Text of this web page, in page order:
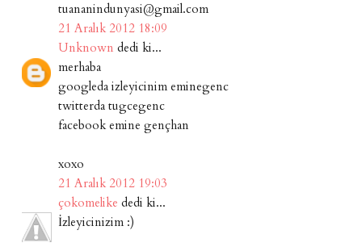
tuananindunyasi@gmail.com
21 Aralık 2012 18:09
Unknown dedi ki...
merhaba
googleda izleyicinim eminegenc
twitterda tugcegenc
facebook emine gençhan
xoxo
21 Aralık 2012 19:03
çokomelike dedi ki...
İzleyicinizim :)